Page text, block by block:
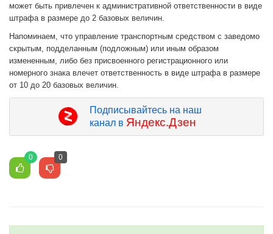
может быть привлечен к административной ответственности в виде
штрафа в размере до 2 базовых величин.
Напоминаем, что управление транспортным средством с заведомо
скрытым, подделанным (подложным) или иным образом
измененным, либо без присвоенного регистрационного или
номерного знака влечет ответственность в виде штрафа в размере
от 10 до 20 базовых величин.
Подписывайтесь на наш
канал в Яндекс.Дзен
0 0